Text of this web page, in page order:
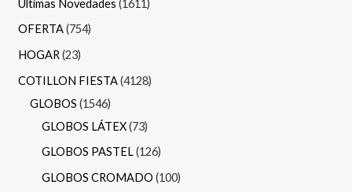
Últimas Novedades 1611
OFERTA 754
HOGAR 23
COTILLON FIESTA 4128
GLOBOS 1546
GLOBOS LÁTEX 73
GLOBOS PASTEL 126
GLOBOS CROMADO 100